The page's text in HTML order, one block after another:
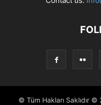
© Tüm Hakları Saklıdır